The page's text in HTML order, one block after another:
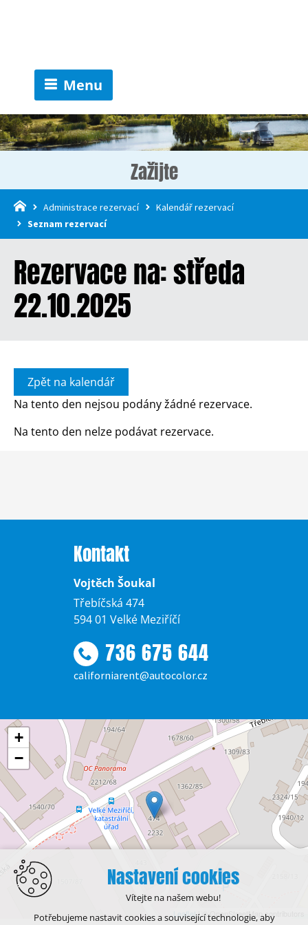
Menu
Zažijte
Administrace rezervací
Kalendář rezervací
Seznam rezervací
Rezervace na: středa
22.10.2025
Zpět na kalendář
Na tento den nejsou podány žádné rezervace.
Na tento den nelze podávat rezervace.
Kontakt
Vojtěch Šoukal
Třebíčská 474
594 01 Velké Meziříčí
736 675 644
californiarent@autocolor.cz
+
−
Leaflet | © OpenStreetMap contributors
Nastavení cookies
Vítejte na našem webu!
Potřebujeme nastavit cookies a související technologie, aby